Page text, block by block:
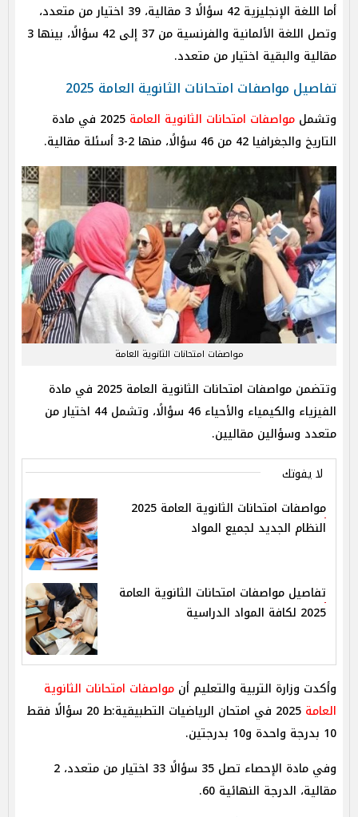
أما اللغة الإنجليزية 42 سؤالًا 3 مقالية، 39 اختيار من متعدد،
وتصل اللغة الألمانية والفرنسية من 37 إلى 42 سؤالًا، بينها 3
مقالية والبقية اختيار من متعدد.
تفاصيل مواصفات امتحانات الثانوية العامة 2025
وتشمل مواصفات امتحانات الثانوية العامة
2025 في مادة
التاريخ والجغرافيا 42 من 46 سؤالًا، منها 2-3 أسئلة مقالية.
مواصفات امتحانات الثانوية العامة
وتتضمن مواصفات امتحانات الثانوية العامة 2025 في مادة
الفيزياء والكيمياء والأحياء 46 سؤالًا، وتشمل 44 اختيار من
متعدد وسؤالين مقاليين.
لا يفوتك
مواصفات امتحانات الثانوية العامة 2025
النظام الجديد لجميع المواد
تفاصيل مواصفات امتحانات الثانوية العامة
2025 لكافة المواد الدراسية
وأكدت وزارة التربية والتعليم أن مواصفات امتحانات الثانوية
العامة
2025 في امتحان الرياضيات التطبيقية:ط 20 سؤالًا فقط
10 بدرجة واحدة و10 بدرجتين.
وفي مادة الإحصاء تصل 35 سؤالًا 33 اختيار من متعدد، 2
مقالية، الدرجة النهائية 60.